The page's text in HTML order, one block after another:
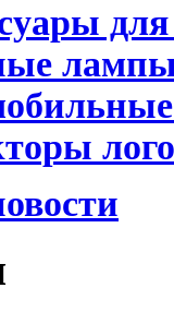
лампы